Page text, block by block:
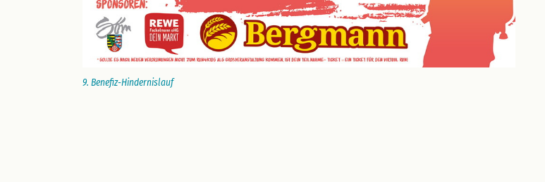
9. Benefiz-Hindernislauf